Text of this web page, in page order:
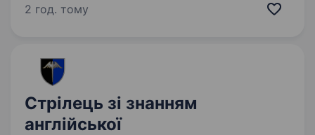
служби за станом здоровʼя і морально
2 год. тому
Стрілець зі знанням
англійської